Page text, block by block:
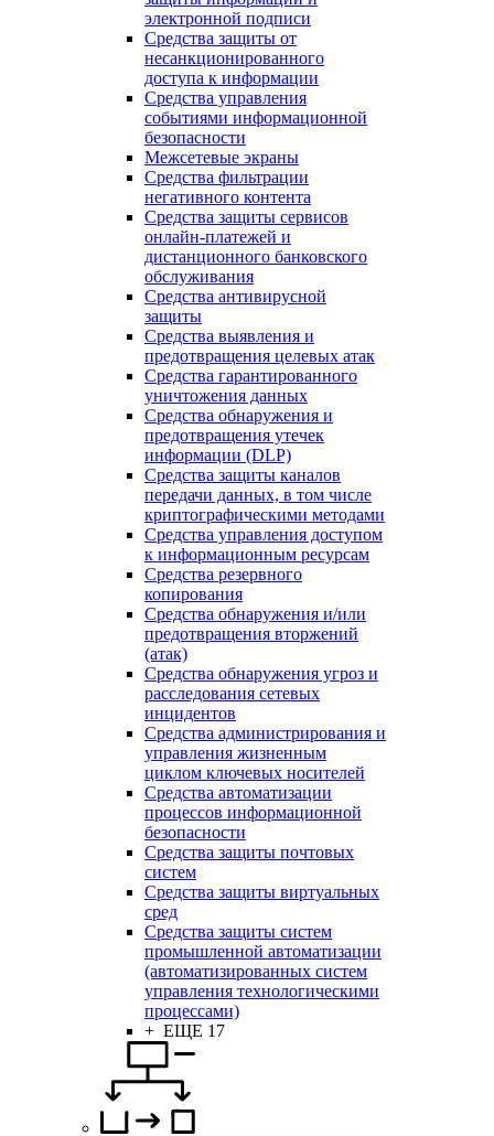
электронной подписи
Средства защиты от
несанкционированного
доступа к информации
Средства управления
событиями информационной
безопасности
Межсетевые экраны
Средства фильтрации
негативного контента
Средства защиты сервисов
онлайн-платежей и
дистанционного банковского
обслуживания
Средства антивирусной
защиты
Средства выявления и
предотвращения целевых атак
Средства гарантированного
уничтожения данных
Средства обнаружения и
предотвращения утечек
информации (DLP)
Средства защиты каналов
передачи данных, в том числе
криптографическими методами
Средства управления доступом
к информационным ресурсам
Средства резервного
копирования
Средства обнаружения и/или
предотвращения вторжений
(атак)
Средства обнаружения угроз и
расследования сетевых
инцидентов
Средства администрирования и
управления жизненным
циклом ключевых носителей
Средства автоматизации
процессов информационной
безопасности
Средства защиты почтовых
систем
Средства защиты виртуальных
сред
Средства защиты систем
промышленной автоматизации
(автоматизированных систем
управления технологическими
процессами)
+ ЕЩЕ 17